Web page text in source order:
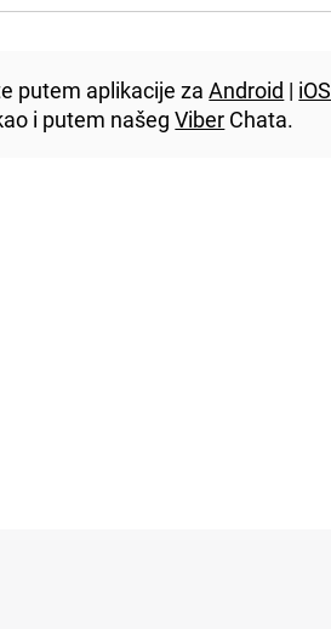
putem aplikacije zaAndroid | iOS
i putem našegViber Chata.